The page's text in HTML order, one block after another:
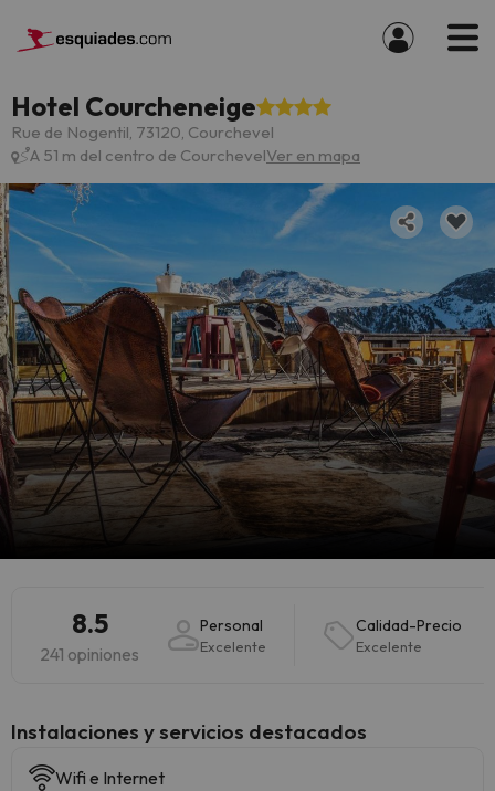
Hotel Courcheneige
Rue de Nogentil, 73120, Courchevel
A 51 m del centro de CourchevelVer en mapa
8.5
241 opiniones
Personal
Excelente
Calidad-Precio
Excelente
Instalaciones y servicios destacados
Wifi e Internet